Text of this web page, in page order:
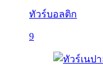
ทัวร์บอลติก
9